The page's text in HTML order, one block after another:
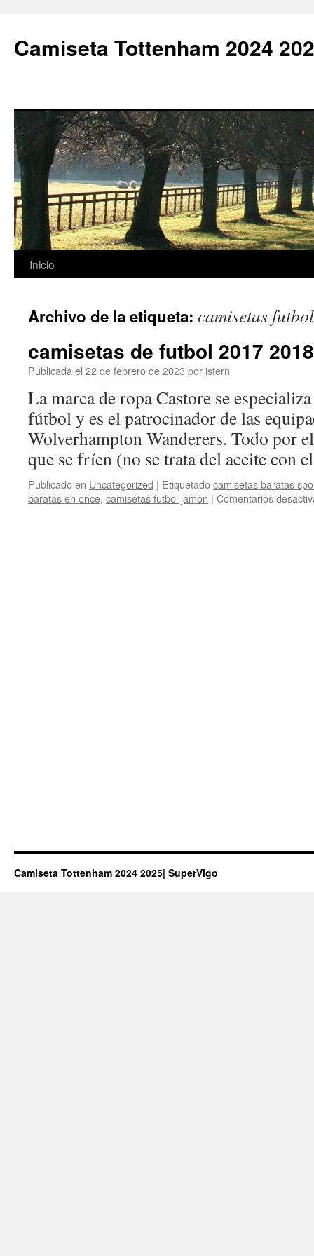
Camiseta Tottenham 2024
Saltar
contenido
Inicio
Archivo de la etiqueta: camisetas
camisetas de futbol 2017 2018
Publicada el 22 de febrero de 2023 por istern
La marca de ropa Castore se
fútbol y es el patrocinador de las
Wolverhampton Wanderers. Todo por
que se fríen (no se trata del aceite con
Publicado en Uncategorized | Etiquetadocamisetas baratas
baratas en once, camisetas futbol jamon | Comentarios
Camiseta Tottenham 2024 2025| SuperVigo